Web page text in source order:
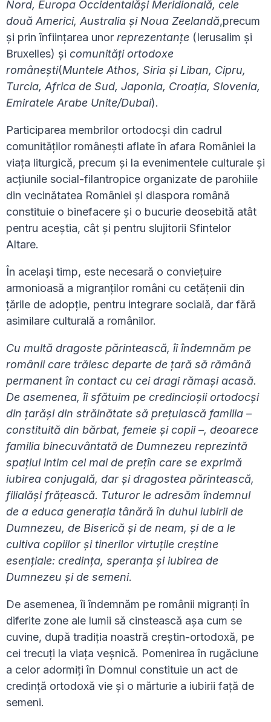
Nord, Europa Occidentalăși Meridională, cele
două Americi, Australia și Noua Zeelandă,precum
și prin înființarea unor reprezentanțe (Ierusalim și
Bruxelles) și comunități ortodoxe
românești(Muntele Athos, Siria și Liban, Cipru,
Turcia, Africa de Sud, Japonia, Croația, Slovenia,
Emiratele Arabe Unite/Dubai).
Participarea membrilor ortodocși din cadrul
comunităților românești aflate în afara României la
viața liturgică, precum și la evenimentele culturale și
acțiunile social-filantropice organizate de parohiile
din vecinătatea României și diaspora română
constituie o binefacere și o bucurie deosebită atât
pentru aceștia, cât și pentru slujitorii Sfintelor
Altare.
În același timp, este necesară o conviețuire
armonioasă a migranților români cu cetățenii din
țările de adopție, pentru integrare socială, dar fără
asimilare culturală a românilor.
Cu multă dragoste părintească, îi îndemnăm pe
românii care trăiesc departe de țară să rămână
permanent în contact cu cei dragi rămașiacasă.
De asemenea, îi sfătuim pe credincioșii ortodocși
din țarăși din străinătate să prețuiască familia –
constituită din bărbat, femeie și copii–, deoarece
familia binecuvântată de Dumnezeu reprezintă
spațiul intim cel mai de prețîn care se exprimă
iubirea conjugală, dar și dragostea părintească,
filialăși frățească. Tuturor le adresăm îndemnul
de a educa generația tânără în duhul iubirii de
Dumnezeu, de Biserică și de neam, și de a le
cultiva copiilor și tinerilor virtuțile creștine
esențiale: credința, speranța și iubirea de
Dumnezeu și de semeni.
De asemenea, îi îndemnăm pe românii migranți în
diferite zone ale lumii să cinstească așa cum se
cuvine, după tradiția noastră creștin-ortodoxă, pe
cei trecuți la viața veșnică. Pomenirea în rugăciune
a celor adormiți în Domnul constituie un act de
credință ortodoxă vie și o mărturie a iubirii față de
semeni.